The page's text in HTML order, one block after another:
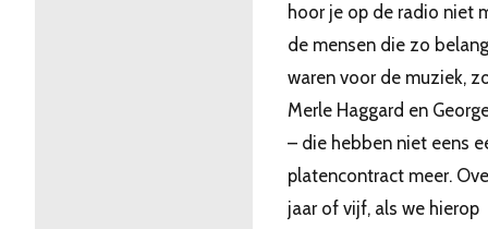
hoor je op de radio niet
de mensen die zo
waren voor de muziek,
Merle Haggard en
– die hebben niet eens
platencontract meer.
jaar of vijf, als we hierop